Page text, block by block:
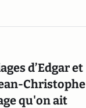
d’Edgar et
Christophe
qu'on ait